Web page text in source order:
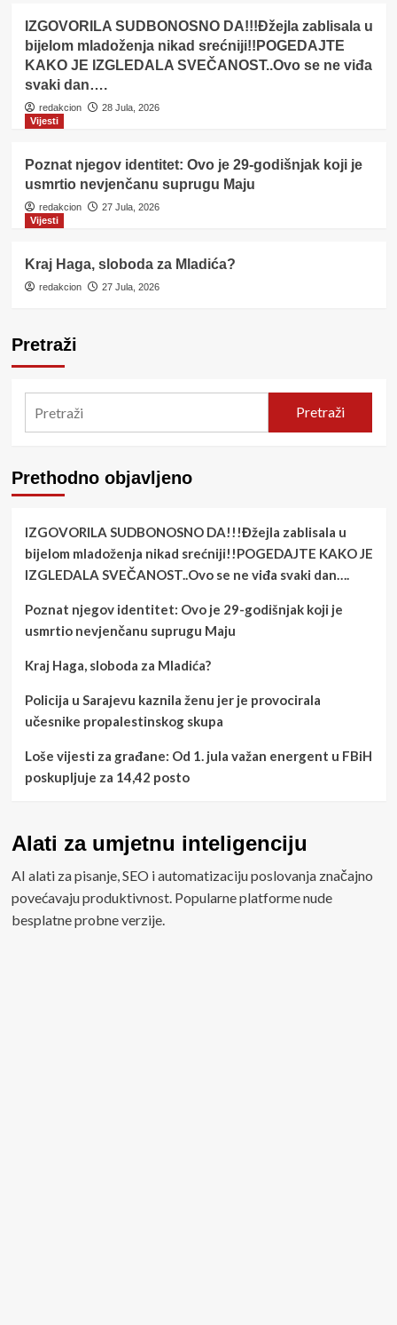
IZGOVORILA SUDBONOSNO DA!!!Đžejla zablisala u
bijelom mladoženja nikad srećniji!!POGEDAJTE
KAKO JE IZGLEDALA SVEČANOST..Ovo se ne viđa
svaki dan….
redakcion
28 Jula, 2026
Vijesti
Poznat njegov identitet: Ovo je 29-godišnjak koji je
usmrtio nevjenčanu suprugu Maju
redakcion
27 Jula, 2026
Vijesti
Kraj Haga, sloboda za Mladića?
redakcion 27 Jula, 2026
Pretraži
Pretraži
Prethodno objavljeno
IZGOVORILA SUDBONOSNO DA!!!Đžejla zablisala u
bijelom mladoženja nikad srećniji!!POGEDAJTE KAKO JE
IZGLEDALA SVEČANOST..Ovo se ne viđa svaki dan….
Poznat njegov identitet: Ovo je 29-godišnjak koji je
usmrtio nevjenčanu suprugu Maju
Kraj Haga, sloboda za Mladića?
Policija u Sarajevu kaznila ženu jer je provocirala
učesnike propalestinskog skupa
Loše vijesti za građane: Od 1. jula važan energent u FBiH
poskupljuje za 14,42 posto
Alati za umjetnu inteligenciju
AI alati za pisanje, SEO i automatizaciju poslovanja značajno
povećavaju produktivnost. Popularne platforme nude
besplatne probne verzije.